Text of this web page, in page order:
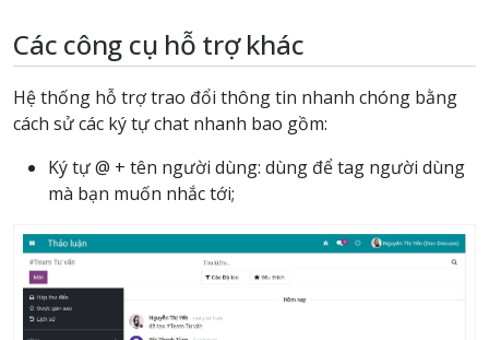
Các công cụ hỗ trợ khác
Hệ thống hỗ trợ trao đổi thông tin nhanh chóng bằng
cách sử các ký tự chat nhanh bao gồm:
Ký tự @ + tên người dùng: dùng để tag người dùng
mà bạn muốn nhắc tới;